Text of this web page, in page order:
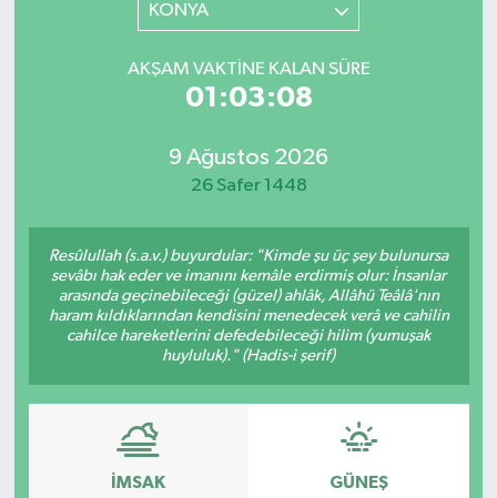
KONYA
AKŞAM VAKTINE KALAN SÜRE
01:03:08
9 Ağustos 2026
26 Safer 1448
Resûlullah (s.a.v.) buyurdular: "Kimde şu üç şey bulunursa
sevâbı hak eder ve imanını kemâle erdirmiş olur: İnsanlar
arasında geçinebileceği (güzel) ahlâk, Allâhü Teâlâ'nın
haram kıldıklarından kendisini menedecek verâ ve cahilin
cahilce hareketlerini defedebileceği hilim (yumuşak
huyluluk)." (Hadis-i şerif)
İMSAK GÜNEŞ
Foto Galeri
Siyaset
Ege
Künye
Trafik Durumu
Süper Lig Puan Durumu ve Fikstür
Son Dakika Haberleri
Haber Arşivi